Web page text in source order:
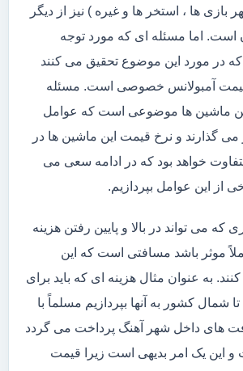
بازی ها ، استخر ها و غیره ) نیز از دیگر
است. اما مسئله ای که مورد توجه
که در مورد این موضوع تحقیق می کنند
قیمت آمبولانس خصوصی است. مسئله
ماشین ها موضوعی است که عوامل
می گذارند و نرخ قیمت این ماشین ها در
خواهد بود که در ادامه سعی می
از این عوامل بپردازیم.
که می تواند در بالا و پایین رفتن هزینه
موثر باشد مسافتی است که این
به عنوان مثال هزینه ای که باید برای
کشور به آنها بپردازیم مسلماً با
های داخل شهر آهنگ پرداخت می گردد
و این یک امر بدیهی است زیرا قیمت